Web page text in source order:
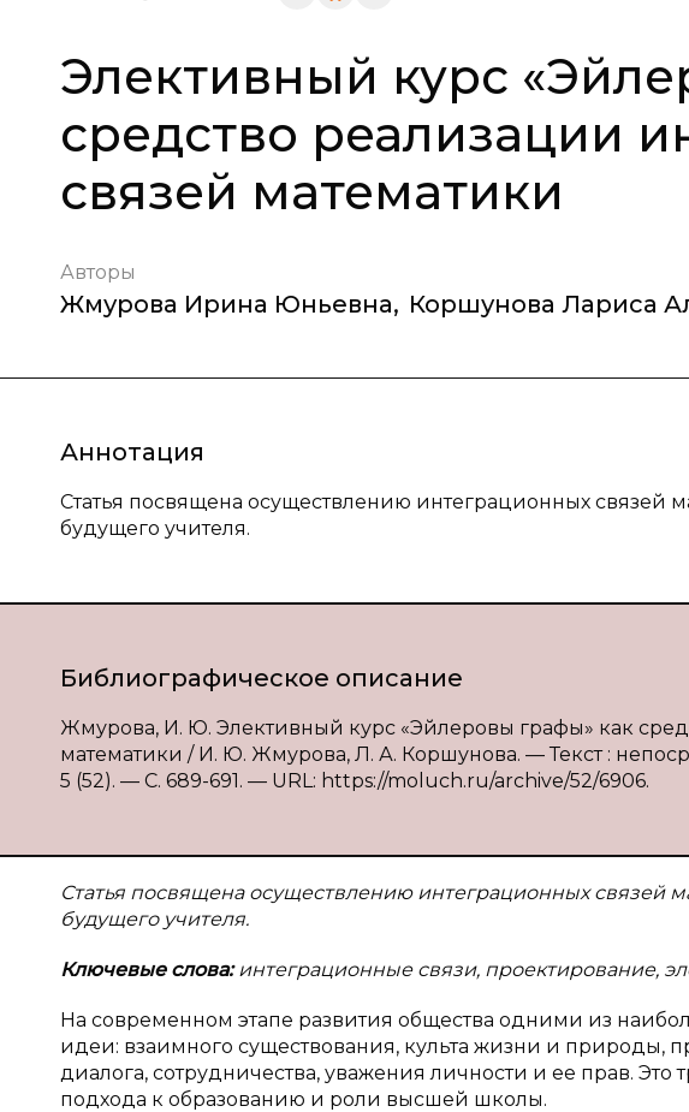
Элективный курс
средство реализации
связей математики
Авторы
Жмурова Ирина Юньевна, Коршунова Лариса
Аннотация
Статья посвящена осуществлению интеграционных связей
будущего учителя.
Библиографическое описание
Жмурова, И. Ю. Элективный курс «Эйлеровы графы» как
математики / И. Ю. Жмурова, Л. А. Коршунова. — Текст :
5 (52). — С. 689-691. — URL: https://moluch.ru/archive/52/6906.
Статья посвящена осуществлению интеграционных связей
будущего учителя.
Ключевые слова: интеграционные связи, проектирование,
На современном этапе развития общества одними из
идеи: взаимного существования, культа жизни и природы,
диалога, сотрудничества, уважения личности и ее прав. Это
подхода к образованию и роли высшей школы.